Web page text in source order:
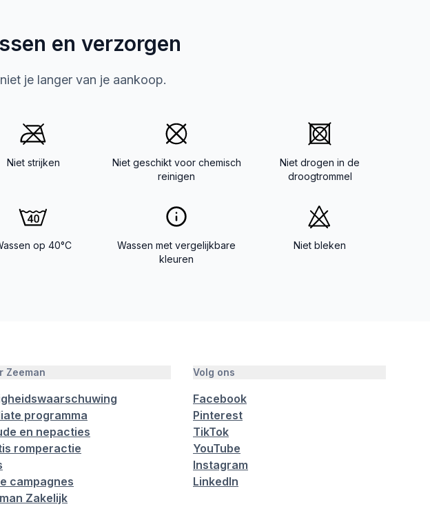
en verzorgen
je langer van je aankoop.
Niet strijken
Niet geschikt voor chemisch
reinigen
Niet drogen in de
droogtrommel
op 40°C
Wassen met vergelijkbare
kleuren
Niet bleken
Zeeman
programma
en nepacties
romperactie
campagnes
Zakelijk
Volg ons
Facebook
Pinterest
TikTok
YouTube
Instagram
LinkedIn